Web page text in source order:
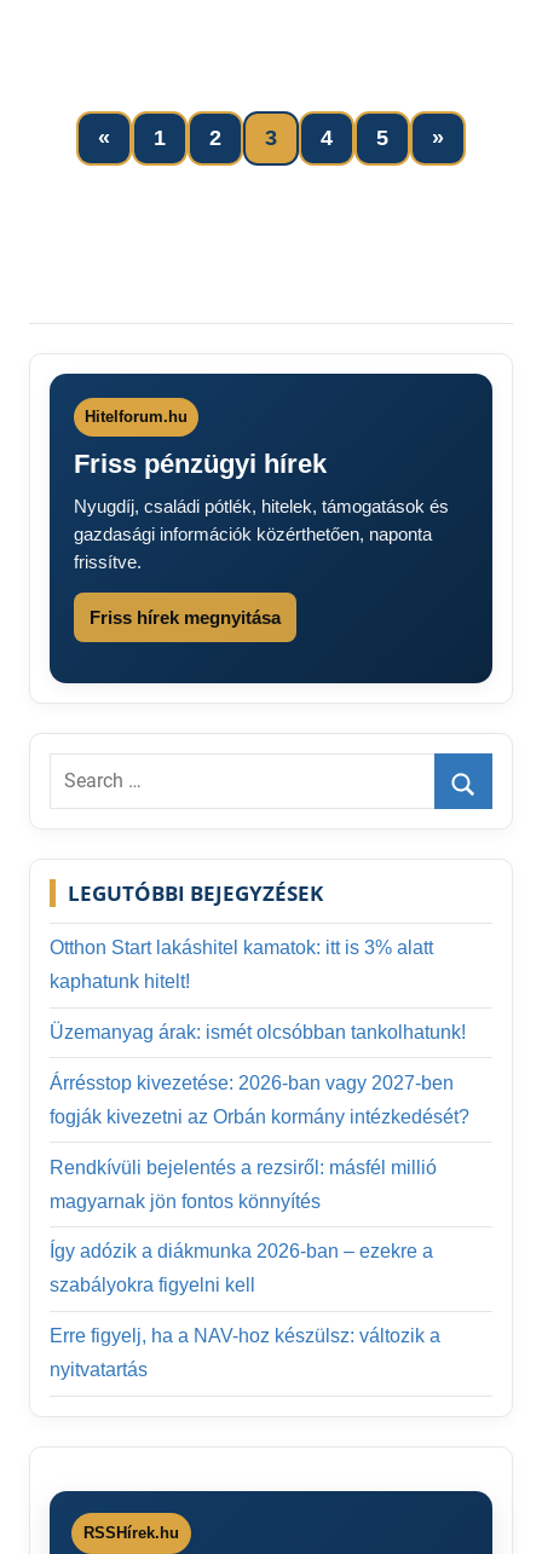
Bejegyzések
« Previous
Posts
1 2 3 4 5
Next
Posts
»
Hitelforum.hu
Friss pénzügyi hírek
Nyugdíj, családi pótlék, hitelek, támogatások és
gazdasági információk közérthetően, naponta
frissítve.
Friss hírek megnyitása
Search
Search
LEGUTÓBBI BEJEGYZÉSEK
Otthon Start lakáshitel kamatok: itt is 3% alatt
kaphatunk hitelt!
Üzemanyag árak: ismét olcsóbban tankolhatunk!
Árrésstop kivezetése: 2026-ban vagy 2027-ben
fogják kivezetni az Orbán kormány intézkedését?
Rendkívüli bejelentés a rezsiről: másfél millió
magyarnak jön fontos könnyítés
Így adózik a diákmunka 2026-ban – ezekre a
szabályokra figyelni kell
Erre figyelj, ha a NAV-hoz készülsz: változik a
nyitvatartás
RSSHírek.hu